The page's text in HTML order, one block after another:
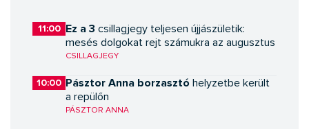
11:00 Ez a 3 csillagjegy teljesen újjászületik:
mesés dolgokat rejt számukra az augusztus
CSILLAGJEGY
10:00 Pásztor Anna borzasztó helyzetbe került
a repülőn
PÁSZTOR ANNA